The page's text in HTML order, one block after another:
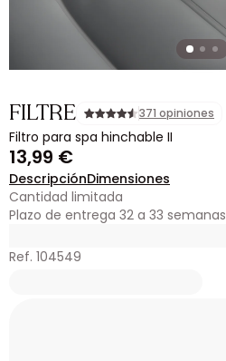
FILTRE 371 opiniones
Filtro para spa hinchable II
13,99 €
DescripciónDimensiones
Cantidad limitada
Plazo de entrega 32 a 33 semanas
Ref. 104549